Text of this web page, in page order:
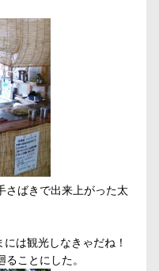
さばきで出来上がった太
は観光しなきゃだね！
ことにした。